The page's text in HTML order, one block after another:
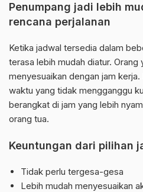
Penumpang jadi lebih
rencana perjalanan
Ketika jadwal tersedia dalam
terasa lebih mudah diatur. Orang
menyesuaikan dengan jam
waktu yang tidak mengganggu
berangkat di jam yang lebih
orang tua.
Keuntungan dari pilihan
Tidak perlu tergesa-gesa
Lebih mudah menyesuaikan